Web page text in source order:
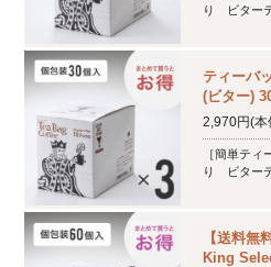
り ビター
ティーバ
(ビター)
2,970円(
［簡単ティ
り ビター
【送料無
King